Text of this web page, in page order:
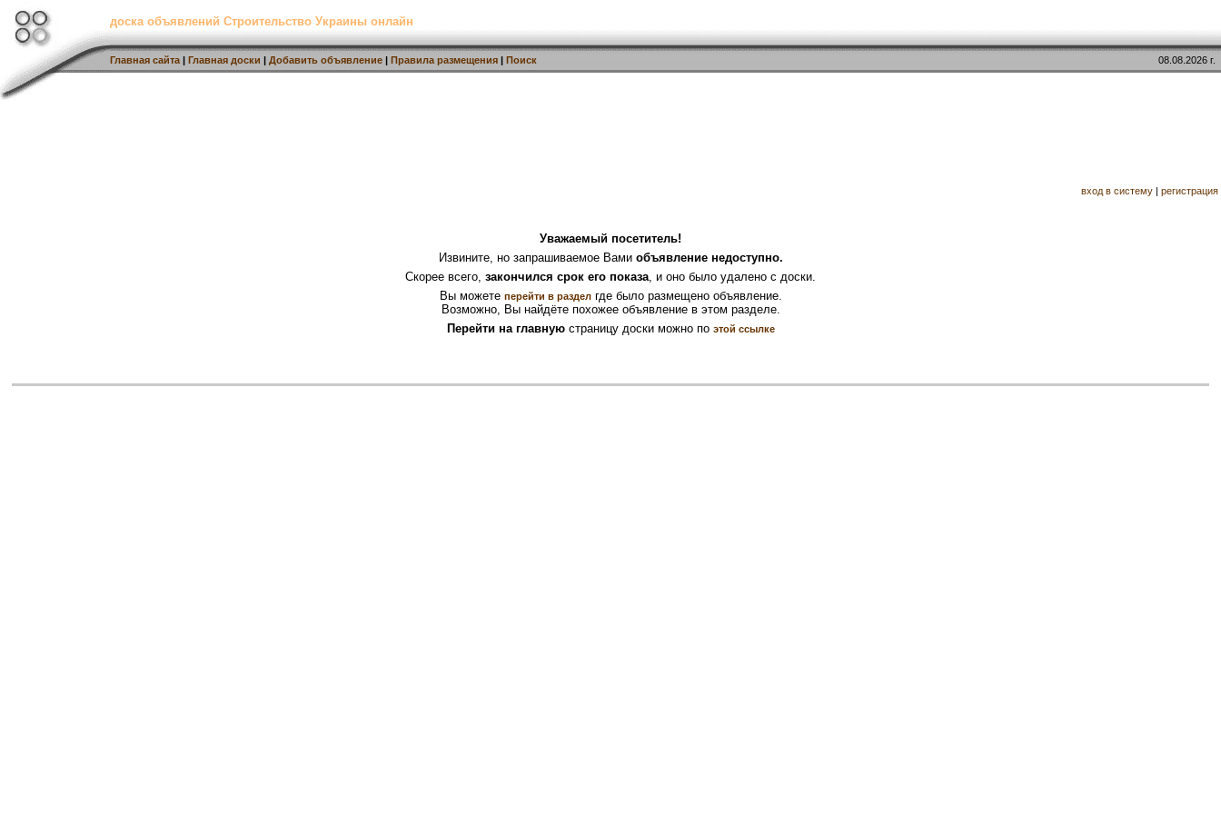
доска объявлений Строительство Украины онлайн
Главная сайта | Главная доски | Добавить объявление | Правила размещения | Поиск 08.08.2026 г.
вход в систему | регистрация
Уважаемый посетитель!
Извините, но запрашиваемое Вами объявление недоступно.
Скорее всего, закончился срок его показа, и оно было удалено с доски.
Вы можете перейти в разделгде было размещено объявление.
Возможно, Вы найдёте похожее объявление в этом разделе.
Перейти на главнуюстраницу доски можно по этой ссылке